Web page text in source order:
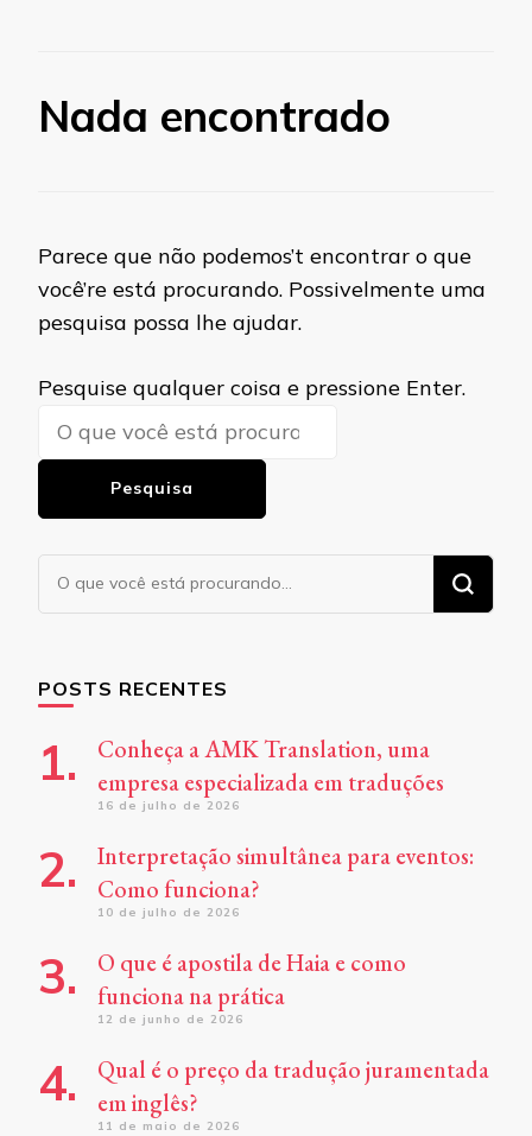
Nada encontrado
Parece que não podemos’t encontrar o que
você’re está procurando. Possivelmente uma
pesquisa possa lhe ajudar.
Procurando
algo?
Pesquise qualquer coisa e pressione Enter.
Procurando
algo?
POSTS RECENTES
Conheça a AMK Translation, uma
empresa especializada em traduções
16 de julho de 2026
Interpretação simultânea para eventos:
Como funciona?
10 de julho de 2026
O que é apostila de Haia e como
funciona na prática
12 de junho de 2026
Qual é o preço da tradução juramentada
em inglês?
11 de maio de 2026